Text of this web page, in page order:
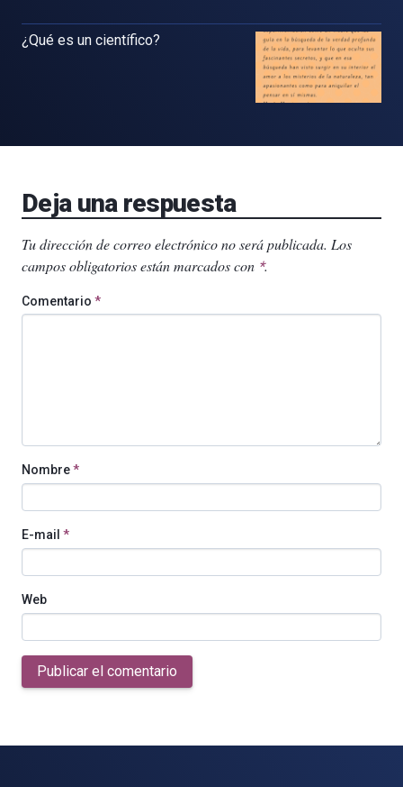
¿Qué es un científico?
Deja una respuesta
Tu dirección de correo electrónico no será publicada. Los
campos obligatorios están marcados con *.
Comentario *
Nombre*
E-mail *
Web
Publicar el comentario